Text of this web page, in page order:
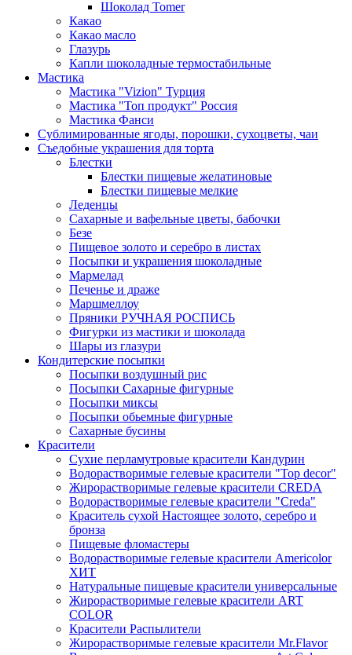
Шоколад Tomer
Какао
Какао масло
Глазурь
Капли шоколадные термостабильные
Мастика
Мастика "Vizion" Турция
Мастика "Топ продукт" Россия
Мастика Фанси
Сублимированные ягоды, порошки, сухоцветы, чаи
Съедобные украшения для торта
Блестки
Блестки пищевые желатиновые
Блестки пищевые мелкие
Леденцы
Сахарные и вафельные цветы, бабочки
Безе
Пищевое золото и серебро в листах
Посыпки и украшения шоколадные
Мармелад
Печенье и драже
Маршмеллоу
Пряники РУЧНАЯ РОСПИСЬ
Фигурки из мастики и шоколада
Шары из глазури
Кондитерские посыпки
Посыпки воздушный рис
Посыпки Сахарные фигурные
Посыпки миксы
Посыпки обьемные фигурные
Сахарные бусины
Красители
Сухие перламутровые красители Кандурин
Водорастворимые гелевые красители "Top decor"
Жирорастворимые гелевые красители CREDA
Водорастворимые гелевые красители "Creda"
Краситель сухой Настоящее золото, серебро и
бронза
Пищевые фломастеры
Водорастворимые гелевые красители Americolor
ХИТ
Натуральные пищевые красители универсальные
Жирорастворимые гелевые красители ART
COLOR
Красители Распылители
Жирорастворимые гелевые красители Mr.Flavor